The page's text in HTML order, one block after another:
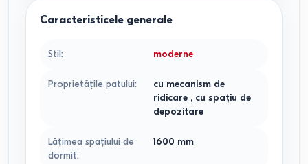
Caracteristicele generale
Stil: moderne
Proprietățile patului:
cu mecanism de
ridicare , cu spațiu de
depozitare
Lățimea spațiului de
dormit:
1600 mm